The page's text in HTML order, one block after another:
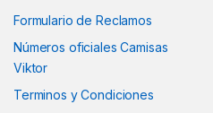
Formulario de Reclamos
Números oficiales Camisas
Viktor
Terminos y Condiciones